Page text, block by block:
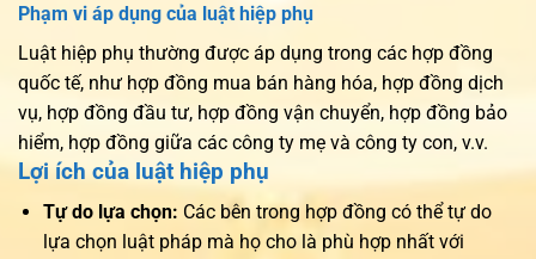
Phạm vi áp dụng của luật hiệp phụ
Luật hiệp phụ thường được áp dụng trong các hợp đồng
quốc tế, như hợp đồng mua bán hàng hóa, hợp đồng dịch
vụ, hợp đồng đầu tư, hợp đồng vận chuyển, hợp đồng bảo
hiểm, hợp đồng giữa các công ty mẹ và công ty con, v.v.
Lợi ích của luật hiệp phụ
Tự do lựa chọn: Các bên trong hợp đồng có thể tự do
lựa chọn luật pháp mà họ cho là phù hợp nhất với